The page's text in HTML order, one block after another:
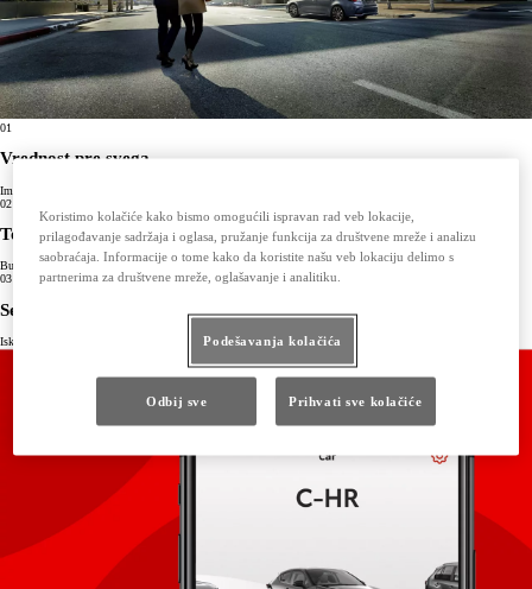
01
Vrednost pre svega
Imamo pregršt pristupačnih usluga i proizvoda.
02
Toyotin nivo kvaliteta
Budite uvereni da su naše promocije i usluge uvek na onom nivou kvaliteta kakav očekujete od Toyote.
03
Sezonske ponude
Iskoristite na najbolji način smenu letnje i zimske sezone uz naše ponude
Koristimo kolačiće kako bismo omogućili ispravan rad veb lokacije,
prilagođavanje sadržaja i oglasa, pružanje funkcija za društvene mreže i analizu
saobraćaja. Informacije o tome kako da koristite našu veb lokaciju delimo s
partnerima za društvene mreže, oglašavanje i analitiku.
Podešavanja kolačića
Odbij sve Prihvati sve kolačiće